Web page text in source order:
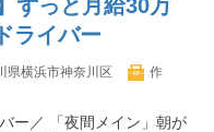
ずっと月給30万
ライバー
県横浜市神奈川区
作
ー／ 「夜間メイン」朝が